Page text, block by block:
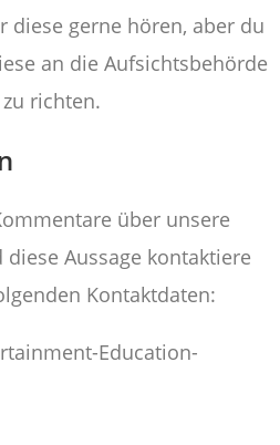
diese gerne hören, aber du
an die Aufsichtsbehörde
richten.
über unsere
Aussage kontaktiere
Kontaktdaten:
Education-